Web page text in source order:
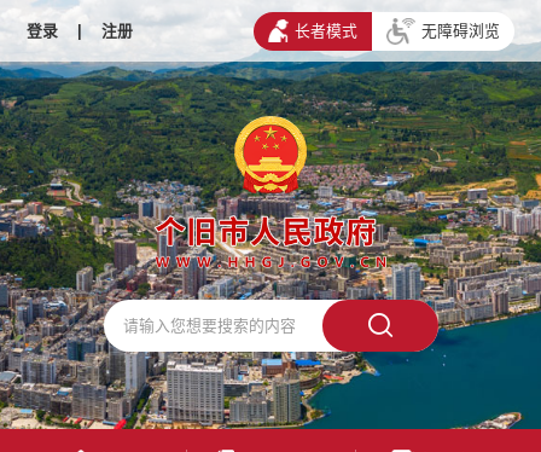
登录 | 注册 长者模式 无障碍浏览